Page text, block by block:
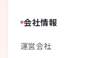
会社情報
運営会社